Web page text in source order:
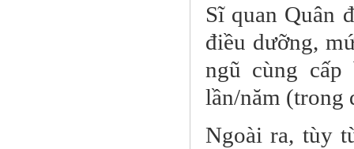
Sĩ quan Quân
điều dưỡng,
ngũ cùng
lần/năm (trong
Ngoài ra, tùy